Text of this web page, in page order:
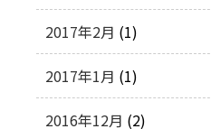
2017年2月 (1)
2017年1月 (1)
2016年12月 (2)